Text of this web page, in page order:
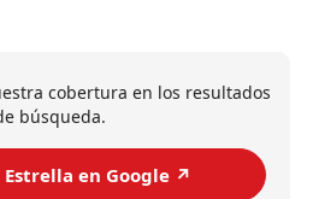
cobertura en los resultados
búsqueda.
Estrella en Google ↗️